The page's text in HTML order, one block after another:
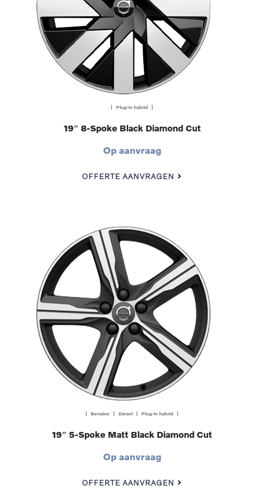
| Plug-in hybrid |
19″ 8-Spoke Black Diamond Cut
Op aanvraag
OFFERTE AANVRAGEN
| Benzine | Diesel | Plug-in hybrid |
19″ 5-Spoke Matt Black Diamond Cut
Op aanvraag
OFFERTE AANVRAGEN